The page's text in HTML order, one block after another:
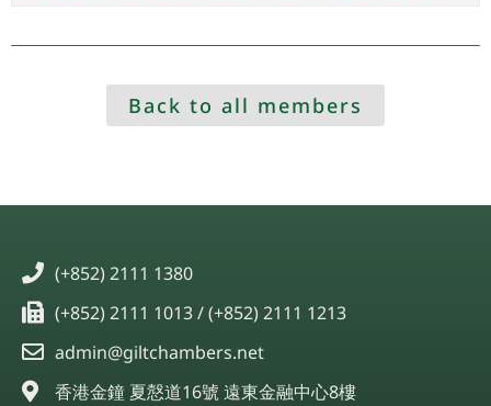
Back to all members
(+852) 2111 1380
(+852) 2111 1013 / (+852) 2111 1213
admin@giltchambers.net
香港金鐘 夏慤道16號 遠東金融中心8樓